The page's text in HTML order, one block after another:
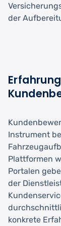
der
Instrument
Plattformen
Portalen
der
konkrete